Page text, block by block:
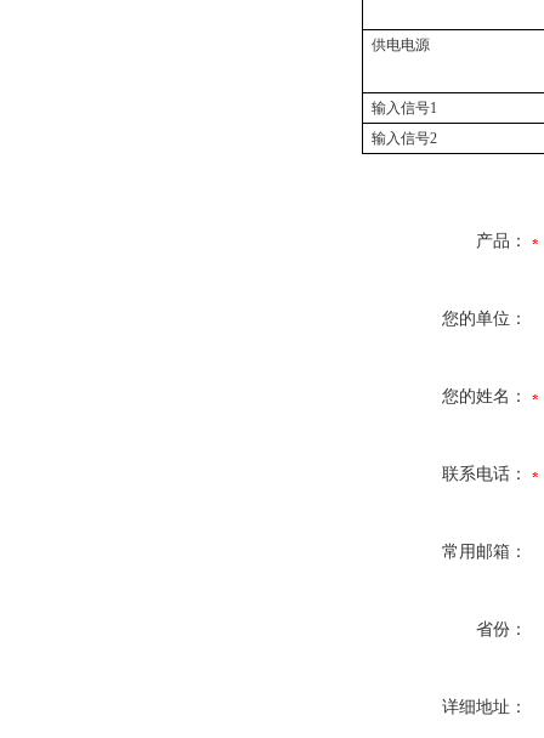
供电电源
输入信号1
输入信号2
产品：
您的单位：
您的姓名：
联系电话：
常用邮箱：
省份：
详细地址：